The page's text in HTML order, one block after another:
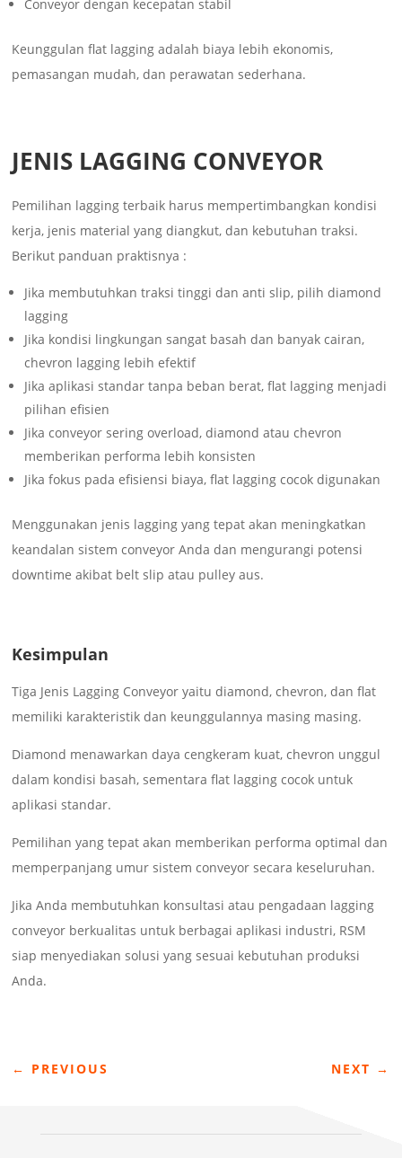
Conveyor dengan kecepatan stabil
Keunggulan flat lagging adalah biaya lebih ekonomis,
pemasangan mudah, dan perawatan sederhana.
JENIS LAGGING CONVEYOR
Pemilihan lagging terbaik harus mempertimbangkan kondisi
kerja, jenis material yang diangkut, dan kebutuhan traksi.
Berikut panduan praktisnya :
Jika membutuhkan traksi tinggi dan anti slip, pilih diamond
lagging
Jika kondisi lingkungan sangat basah dan banyak cairan,
chevron lagging lebih efektif
Jika aplikasi standar tanpa beban berat, flat lagging menjadi
pilihan efisien
Jika conveyor sering overload, diamond atau chevron
memberikan performa lebih konsisten
Jika fokus pada efisiensi biaya, flat lagging cocok digunakan
Menggunakan jenis lagging yang tepat akan meningkatkan
keandalan sistem conveyor Anda dan mengurangi potensi
downtime akibat belt slip atau pulley aus.
Kesimpulan
Tiga Jenis Lagging Conveyor yaitu diamond, chevron, dan flat
memiliki karakteristik dan keunggulannya masing masing.
Diamond menawarkan daya cengkeram kuat, chevron unggul
dalam kondisi basah, sementara flat lagging cocok untuk
aplikasi standar.
Pemilihan yang tepat akan memberikan performa optimal dan
memperpanjang umur sistem conveyor secara keseluruhan.
Jika Anda membutuhkan konsultasi atau pengadaan lagging
conveyor berkualitas untuk berbagai aplikasi industri, RSM
siap menyediakan solusi yang sesuai kebutuhan produksi
Anda.
← PREVIOUS NEXT →